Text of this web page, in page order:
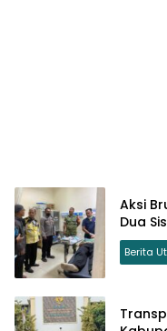
Aksi
Dua
Berita